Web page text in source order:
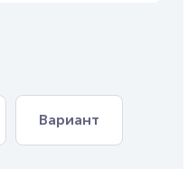
Вариант